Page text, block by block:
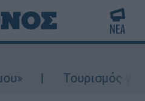
Τουρισμός για Ολους